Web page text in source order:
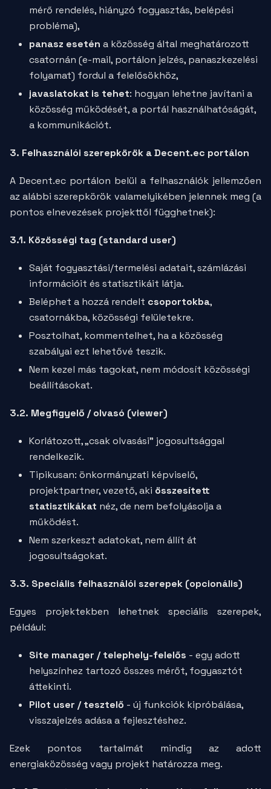
mérő rendelés, hiányzó fogyasztás, belépési
probléma),
panasz esetén a közösség által meghatározott
csatornán (e-mail, portálon jelzés, panaszkezelési
folyamat) fordul a felelősökhöz,
javaslatokat is tehet: hogyan lehetne javítani a
közösség működését, a portál használhatóságát,
a kommunikációt.
3. Felhasználói szerepkörök a Decent.ec portálon
A Decent.ec portálon belül a felhasználók jellemzően
az alábbi szerepkörök valamelyikében jelennek meg (a
pontos elnevezések projekttől függhetnek):
3.1. Közösségi tag (standard user)
Saját fogyasztási/termelési adatait, számlázási
információit és statisztikáit látja.
Beléphet a hozzá rendelt csoportokba,
csatornákba, közösségi felületekre.
Posztolhat, kommentelhet, ha a közösség
szabályai ezt lehetővé teszik.
Nem kezel más tagokat, nem módosít közösségi
beállításokat.
3.2. Megfigyelő / olvasó (viewer)
Korlátozott, „csak olvasási” jogosultsággal
rendelkezik.
Tipikusan: önkormányzati képviselő,
projektpartner, vezető, aki összesített
statisztikákat néz, de nem befolyásolja a
működést.
Nem szerkeszt adatokat, nem állít át
jogosultságokat.
3.3. Speciális felhasználói szerepek (opcionális)
Egyes projektekben lehetnek speciális szerepek,
például:
Site manager / telephely-felelős - egy adott
helyszínhez tartozó összes mérőt, fogyasztót
áttekinti.
Pilot user / tesztelő - új funkciók kipróbálása,
visszajelzés adása a fejlesztéshez.
Ezek pontos tartalmát mindig az adott
energiaközösség vagy projekt határozza meg.